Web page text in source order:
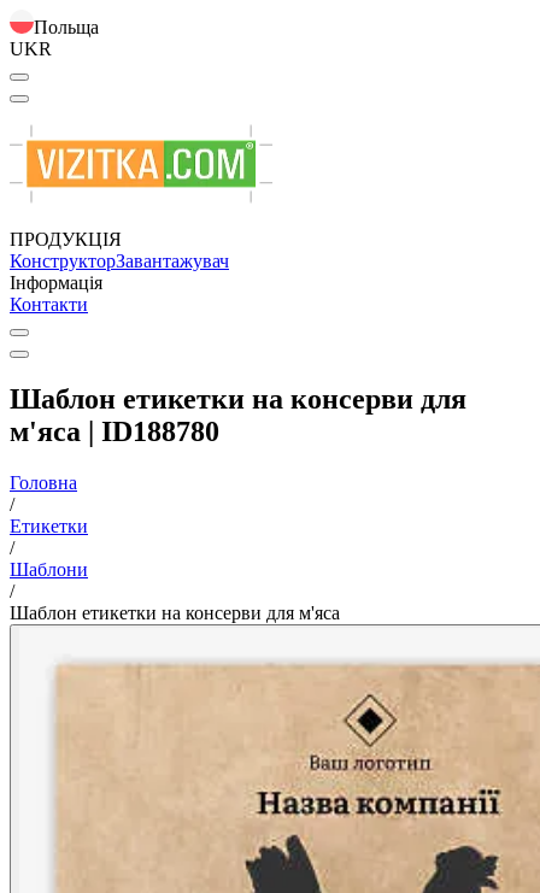
Польща
UKR
ПРОДУКЦІЯ
КонструкторЗавантажувач
Інформація
Контакти
Шаблон етикетки на консерви для
м'яса | ID188780
Головна
/
Етикетки
/
Шаблони
/
Шаблон етикетки на консерви для м'яса